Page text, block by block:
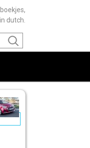
dutch.